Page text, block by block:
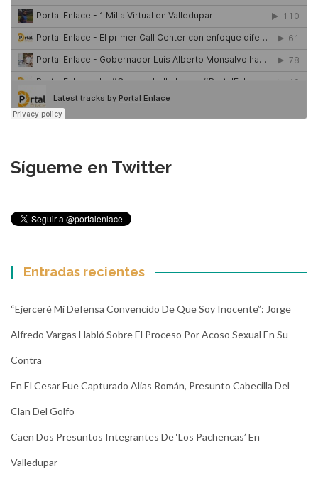
Sígueme en Twitter
Entradas recientes
“Ejerceré Mi Defensa Convencido De Que Soy Inocente”: Jorge
Alfredo Vargas Habló Sobre El Proceso Por Acoso Sexual En Su
Contra
En El Cesar Fue Capturado Alias Román, Presunto Cabecilla Del
Clan Del Golfo
Caen Dos Presuntos Integrantes De ‘Los Pachencas’ En
Valledupar